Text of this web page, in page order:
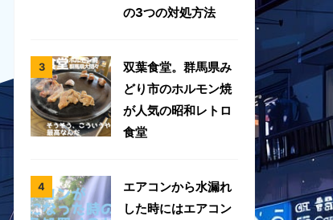
の3つの対処方法
双葉食堂。群馬県み
どり市のホルモン焼
が人気の昭和レトロ
食堂
エアコンから水漏れ
した時にはエアコン